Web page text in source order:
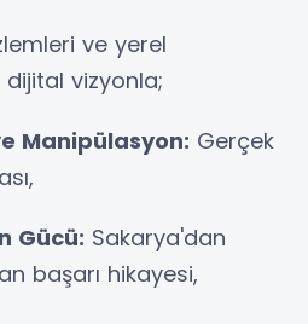
ve yerel
vizyonla;
Manipülasyon: Gerçek
Gücü: Sakarya'dan
başarı hikayesi,